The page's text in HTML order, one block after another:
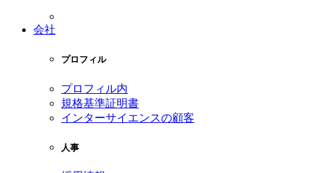
会社
プロフィル
プロフィル内
規格基準証明書
インターサイエンスの顧客
人事